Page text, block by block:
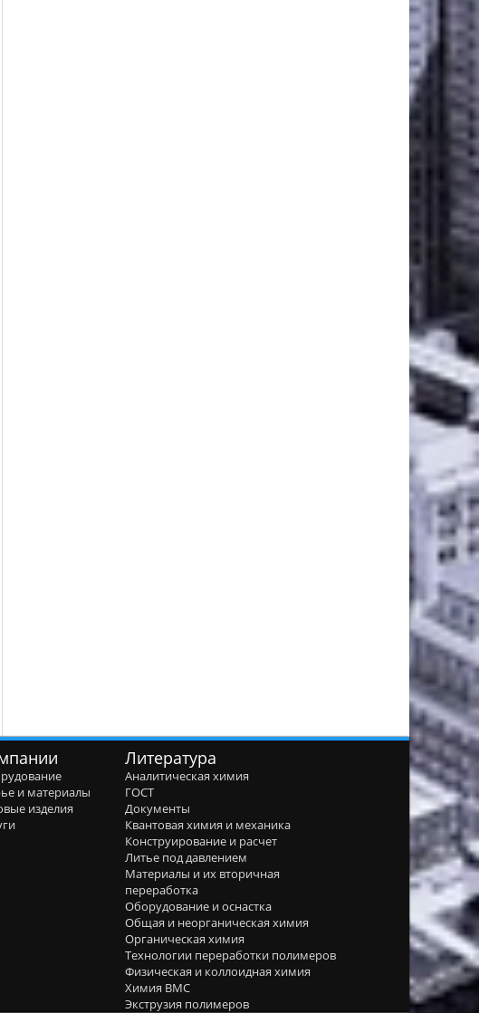
и материалы
изделия
Литература
Аналитическая химия
ГОСТ
Документы
Квантовая химия и механика
Конструирование и расчет
Литье под давлением
Материалы и их вторичная
переработка
Оборудование и оснастка
Общая и неорганическая химия
Органическая химия
Технологии переработки полимеров
Физическая и коллоидная химия
Химия ВМС
Экструзия полимеров